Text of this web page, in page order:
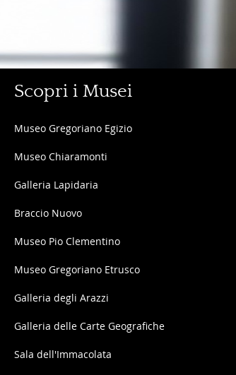
Scopri i Musei
Scopri
i
Musei
Museo Gregoriano Egizio
Museo Chiaramonti
Galleria Lapidaria
Braccio Nuovo
Museo Pio Clementino
Museo Gregoriano Etrusco
Galleria degli Arazzi
Galleria delle Carte Geografiche
Sala dell'Immacolata